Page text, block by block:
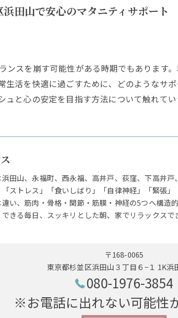
田山で安心のマタニティサポート
ンスを崩す可能性がある時期でもあります
生活を快適に過ごすために、どのようなサ
と心の安定を目指す方法について触れてい
田山、永福町、西永福、高井戸、荻窪、下高井
ストレス」「食いしばり」「自律神経」「緊張
い、筋肉・骨格・関節・筋膜・神経の5つへ構造
できる毎日、スッキリとした朝、家でリラックス
〒168-0065
東京都杉並区浜田山３丁目６−１ 1K浜
080-1976-3854
※お電話に出れない可能性